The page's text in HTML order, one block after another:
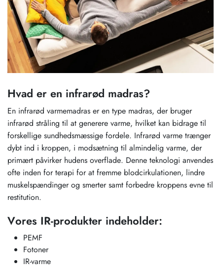
Hvad er en infrarød madras?
En infrarød varmemadras er en type madras, der bruger
infrarød stråling til at generere varme, hvilket kan bidrage til
forskellige sundhedsmæssige fordele. Infrarød varme trænger
dybt ind i kroppen, i modsætning til almindelig varme, der
primært påvirker hudens overflade. Denne teknologi anvendes
ofte inden for terapi for at fremme blodcirkulationen, lindre
muskelspændinger og smerter samt forbedre kroppens evne til
restitution.
Vores IR-produkter indeholder:
PEMF
Fotoner
IR-varme